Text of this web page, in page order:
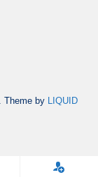
Theme by LIQUID